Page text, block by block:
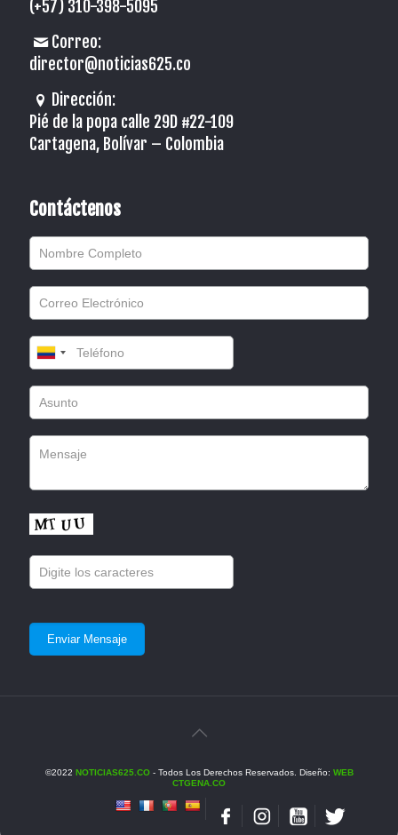
(+57) 310-398-5095
Correo:
director@noticias625.co
Dirección:
Pié de la popa calle 29D #22-109
Cartagena, Bolívar – Colombia
Contáctenos
©2022 NOTICIAS625.CO- Todos Los Derechos Reservados. Diseño: WEB
CTGENA.CO